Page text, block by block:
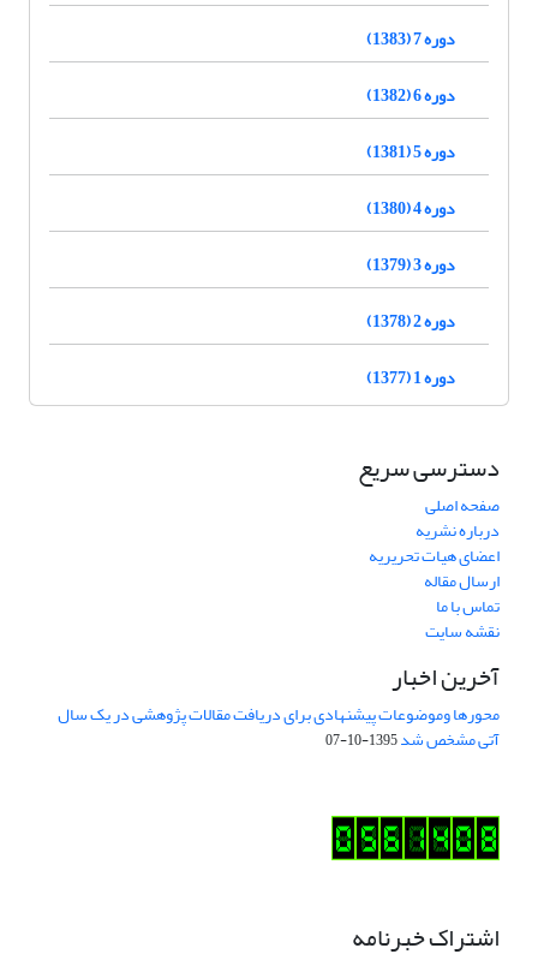
دوره 7 (1383)
دوره 6 (1382)
دوره 5 (1381)
دوره 4 (1380)
دوره 3 (1379)
دوره 2 (1378)
دوره 1 (1377)
دسترسی سریع
صفحه اصلی
درباره نشریه
اعضای هیات تحریریه
ارسال مقاله
تماس با ما
نقشه سایت
آخرین اخبار
محورها وموضوعات پیشنهادی برای دریافت مقالات پژوهشی در یک سال
آتی مشخص شد1395-10-07
اشتراک خبرنامه